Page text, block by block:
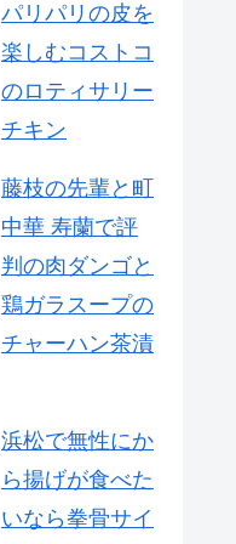
パリパリの皮を
楽しむコストコ
のロティサリー
チキン
藤枝の先輩と町
中華 寿蘭で評
判の肉ダンゴと
鶏ガラスープの
チャーハン茶漬
浜松で無性にか
ら揚げが食べた
いなら拳骨サイ